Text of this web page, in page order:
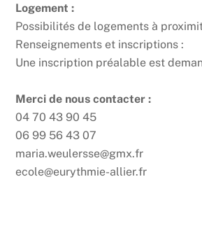
Logement :
Possibilités de logements à
Renseignements et inscriptions :
Une inscription préalable est
Merci de nous contacter :
04 70 43 90 45
06 99 56 43 07
maria.weulersse@gmx.fr
ecole@eurythmie-allier.fr